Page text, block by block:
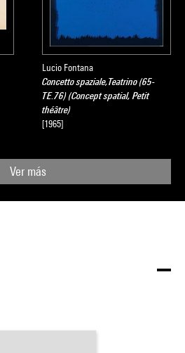
Lucio Fontana
Concetto spaziale,Teatrino (65-
TE.76) (Concept spatial, Petit
théâtre)
[1965]
Ver más